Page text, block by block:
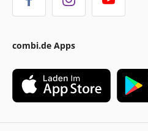
combi.de Apps